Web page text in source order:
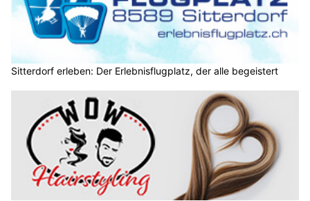
Sitterdorf erleben: Der Erlebnisflugplatz, der alle begeistert